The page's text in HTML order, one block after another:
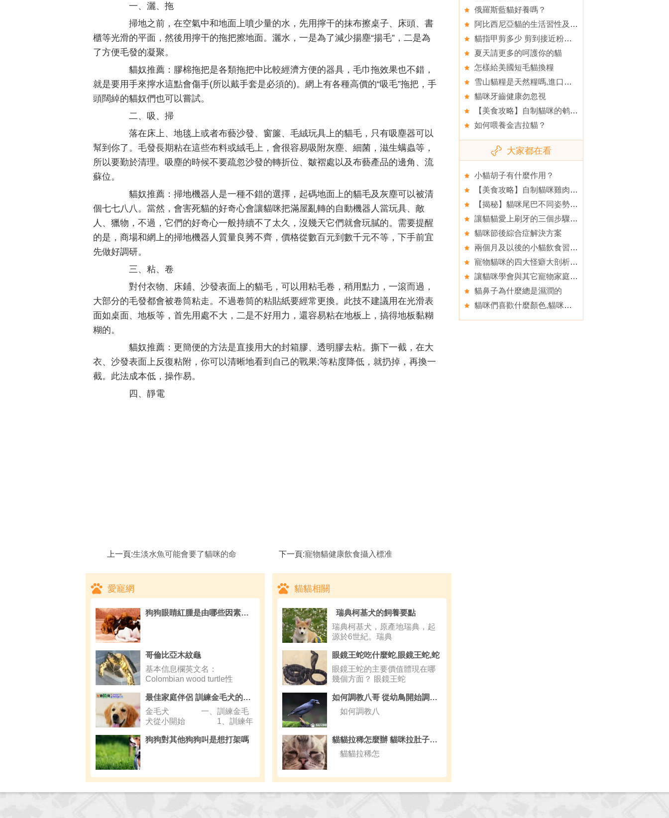
一、灑、拖
掃地之前，在空氣中和地面上噴少量的水，先用擰干的抹布擦桌子、床頭、書
櫃等光滑的平面，然後用擰干的拖把擦地面。灑水，一是為了減少揚塵“揚毛”，二是為
了方便毛發的凝聚。
貓奴推薦：膠棉拖把是各類拖把中比較經濟方便的器具，毛巾拖效果也不錯，
就是要用手來擰水這點會傷手(所以戴手套是必須的)。網上有各種高價的“吸毛”拖把，手
頭闊綽的貓奴們也可以嘗試。
二、吸、掃
落在床上、地毯上或者布藝沙發、窗簾、毛絨玩具上的貓毛，只有吸塵器可以
幫到你了。毛發長期粘在這些布料或絨毛上，會很容易吸附灰塵、細菌，滋生螨蟲等，
所以要勤於清理。吸塵的時候不要疏忽沙發的轉折位、皺褶處以及布藝產品的邊角、流
蘇位。
貓奴推薦：掃地機器人是一種不錯的選擇，起碼地面上的貓毛及灰塵可以被清
個七七八八。當然，會害死貓的好奇心會讓貓咪把滿屋亂轉的自動機器人當玩具、敵
人、獵物，不過，它們的好奇心一般持續不了太久，沒幾天它們就會玩膩的。需要提醒
的是，商場和網上的掃地機器人質量良莠不齊，價格從數百元到數千元不等，下手前宜
先做好調研。
三、粘、卷
對付衣物、床鋪、沙發表面上的貓毛，可以用粘毛卷，稍用點力，一滾而過，
大部分的毛發都會被卷筒粘走。不過卷筒的粘貼紙要經常更換。此技不建議用在光滑表
面如桌面、地板等，首先用處不大，二是不好用力，還容易粘在地板上，搞得地板黏糊
糊的。
貓奴推薦：更簡便的方法是直接用大的封箱膠、透明膠去粘。撕下一截，在大
衣、沙發表面上反復粘附，你可以清晰地看到自己的戰果;等粘度降低，就扔掉，再換一
截。此法成本低，操作易。
四、靜電
上一頁:生淡水魚可能會要了貓咪的命 下一頁:寵物貓健康飲食攝入標准
愛寵網
狗狗眼睛紅腫是由哪些因素引起
哥倫比亞木紋龜
基本信息欄英文名：
Colombian wood turtle性
最佳家庭伴侶 訓練金毛犬的4攻略
金毛犬 一、訓練金毛
犬從小開始 1、訓練年
狗狗對其他狗狗叫是想打架嗎
貓貓相關
瑞典柯基犬的飼養要點
瑞典柯基犬，原產地瑞典，起
源於6世紀。瑞典
眼鏡王蛇吃什麼蛇,眼鏡王蛇,蛇
眼鏡王蛇的主要價值體現在哪
幾個方面？ 眼鏡王蛇
如何調教八哥 從幼鳥開始調教剛換第1次羽後為佳
如何調教八
貓貓拉稀怎麼辦 貓咪拉肚子需要注意的事項
貓貓拉稀怎
俄羅斯藍貓好養嗎？
阿比西尼亞貓的生活習性及消除淚痕的方法,淚痕
貓指甲剪多少 剪到接近粉紅色嫩肉的部分
夏天請更多的呵護你的貓
怎樣給美國短毛貓換糧
雪山貓糧是天然糧嗎,進口優質貓糧的導購
貓咪牙齒健康勿忽視
【美食攻略】自制貓咪的鹌鹑海魚木瓜飯
如何喂養金吉拉貓？
大家都在看
小貓胡子有什麼作用？
【美食攻略】自制貓咪雞肉南瓜丸子
【揭秘】貓咪尾巴不同姿勢有不同含義
讓貓貓愛上刷牙的三個步驟,三個原則挑選適合你的貓貓
貓咪節後綜合症解決方案
兩個月及以後的小貓飲食習慣的糾正和指導
寵物貓咪的四大怪癖大剖析,了解你家貓咪需要的玩具
讓貓咪學會與其它寵物家庭成員相處,貓咪是否也會春困
貓鼻子為什麼總是濕潤的
貓咪們喜歡什麼顏色,貓咪們也愛抱大腿